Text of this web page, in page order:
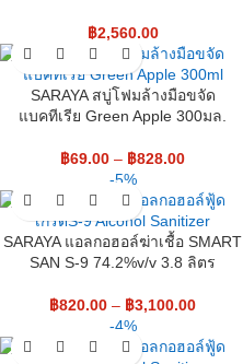
฿2,560.00
SARAYA สบู่โฟมล้างมือขจัด
แบคทีเรีย Green Apple 300มล.
฿69.00 – ฿828.00
-5%
SARAYA แอลกอฮอล์ฆ่าเชื้อ SMART
SAN S-9 74.2%v/v 3.8 ลิตร
฿820.00 – ฿3,100.00
-4%